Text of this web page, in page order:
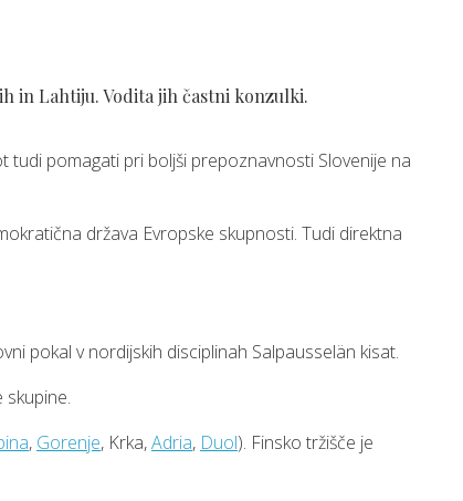
in Lahtiju. Vodita jih častni konzulki.
pomagati pri boljši prepoznavnosti Slovenije na
država Evropske skupnosti. Tudi direktna
pokal v nordijskih disciplinah Salpausselän kisat.
, Gorenje, Krka,Adria, Duol). Finsko tržišče je